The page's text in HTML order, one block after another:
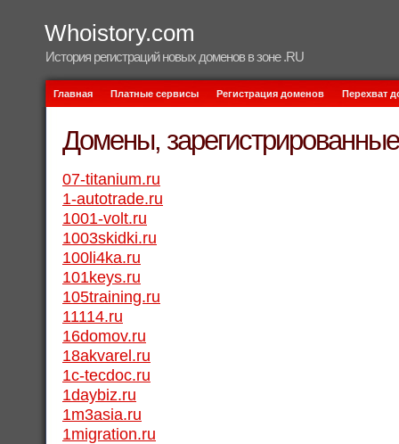
Whoistory.com
История регистраций новых доменов в зоне .RU
Главная Платные сервисы Регистрация доменов Перехват
Домены,
07-titanium.ru
1-autotrade.ru
1001-volt.ru
1003skidki.ru
100li4ka.ru
101keys.ru
105training.ru
11114.ru
16domov.ru
18akvarel.ru
1c-tecdoc.ru
1daybiz.ru
1m3asia.ru
1migration.ru